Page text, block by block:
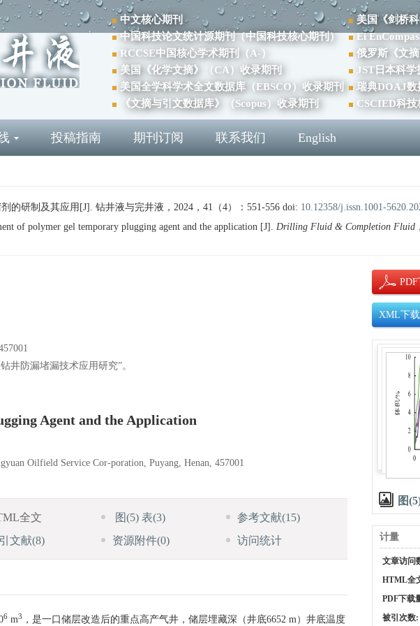
中文核心期刊
中国科技论文统计源期刊（中国科技核心期刊）
RCCSE中国核心学术期刊（A-）
美国《化学文摘》（CA）收录期刊
美国全学科学术全文数据库（EBSCO）收录期刊
《文摘与引文数据库》（Scopus）收录期刊
美国《剑桥
Ei
俄罗斯《文
JST日本科
瑞典DOAJ数
CSCIED科
投稿指南 期刊订阅 联系我们 English
的研制及其应用[J]. 钻井液与完井液，2024，41（4）：551-556 doi: 10.12358/j.issn.1001-
of polymer gel temporary plugging agent and the application [J]. Drilling Fluid & Completion Fluid
井防漏堵漏技术应用研究”。
Agent and the Application
Oilfield Service Cor-poration, Puyang, Henan, 457001
全文 图(5) 表(3) 参考文献(15)
文献(8) 资源附件(0) 访问统计
6 m3 ，是一口储层改造后的重点高产气井，储层埋藏深（井底6652 m）井底温度
XML下载
图
计量
文章访问
HTML全
PDF下载
被引次数